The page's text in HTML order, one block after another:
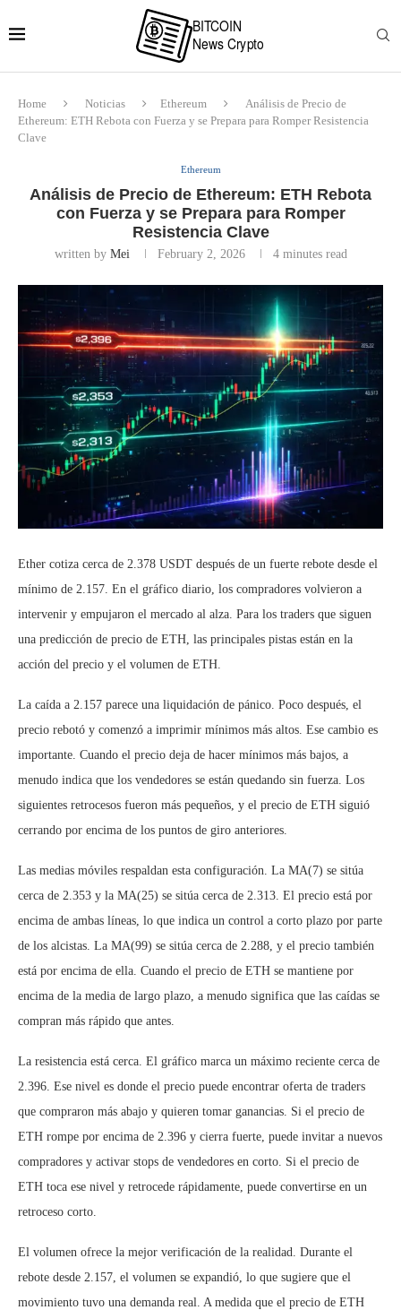
Home Noticias Ethereum
Análisis de Precio de
Ethereum: ETH Rebota con Fuerza y se Prepara para Romper Resistencia
Clave
Ethereum
Análisis de Precio de Ethereum: ETH Rebota
con Fuerza y se Prepara para Romper
Resistencia Clave
written by Mei February 2, 2026 4 minutes read
Ether cotiza cerca de 2.378 USDT después de un fuerte rebote desde el
mínimo de 2.157. En el gráfico diario, los compradores volvieron a
intervenir y empujaron el mercado al alza. Para los traders que siguen
una predicción de precio de ETH, las principales pistas están en la
acción del precio y el volumen de ETH.
La caída a 2.157 parece una liquidación de pánico. Poco después, el
precio rebotó y comenzó a imprimir mínimos más altos. Ese cambio es
importante. Cuando el precio deja de hacer mínimos más bajos, a
menudo indica que los vendedores se están quedando sin fuerza. Los
siguientes retrocesos fueron más pequeños, y el precio de ETH siguió
cerrando por encima de los puntos de giro anteriores.
Las medias móviles respaldan esta configuración. La MA(7) se sitúa
cerca de 2.353 y la MA(25) se sitúa cerca de 2.313. El precio está por
encima de ambas líneas, lo que indica un control a corto plazo por parte
de los alcistas. La MA(99) se sitúa cerca de 2.288, y el precio también
está por encima de ella. Cuando el precio de ETH se mantiene por
encima de la media de largo plazo, a menudo significa que las caídas se
compran más rápido que antes.
La resistencia está cerca. El gráfico marca un máximo reciente cerca de
2.396. Ese nivel es donde el precio puede encontrar oferta de traders
que compraron más abajo y quieren tomar ganancias. Si el precio de
ETH rompe por encima de 2.396 y cierra fuerte, puede invitar a nuevos
compradores y activar stops de vendedores en corto. Si el precio de
ETH toca ese nivel y retrocede rápidamente, puede convertirse en un
retroceso corto.
El volumen ofrece la mejor verificación de la realidad. Durante el
rebote desde 2.157, el volumen se expandió, lo que sugiere que el
movimiento tuvo una demanda real. A medida que el precio de ETH